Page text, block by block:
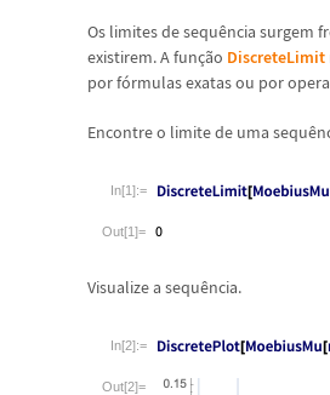
Os limites de sequência surgem
existirem. A função DiscreteLimit
por fórmulas exatas ou por
Encontre o limite de uma sequê
In[1]:=
Out[1]=
Visualize a sequência.
In[2]:=
Out[2]=